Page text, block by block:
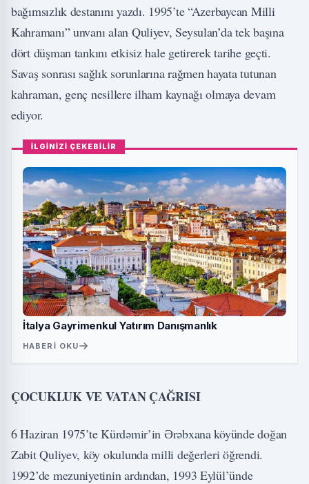
bağımsızlık destanını yazdı. 1995’te “Azerbaycan Milli
Kahramanı” unvanı alan Quliyev, Seysulan’da tek başına
dört düşman tankını etkisiz hale getirerek tarihe geçti.
Savaş sonrası sağlık sorunlarına rağmen hayata tutunan
kahraman, genç nesillere ilham kaynağı olmaya devam
ediyor.
İLGİNİZİ ÇEKEBİLİR
İtalya Gayrimenkul Yatırım Danışmanlık
HABERI OKU
ÇOCUKLUK VE VATAN ÇAĞRISI
6 Haziran 1975’te Kürdəmir’in Ərəbxana köyünde doğan
Zabit Quliyev, köy okulunda milli değerleri öğrendi.
1992’de mezuniyetinin ardından, 1993 Eylül’ünde